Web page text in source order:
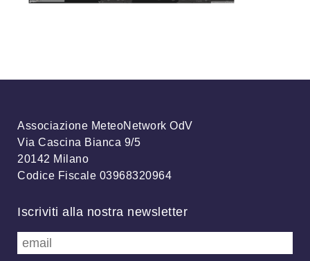
Associazione MeteoNetwork OdV
Via Cascina Bianca 9/5
20142 Milano
Codice Fiscale 03968320964
Iscriviti alla nostra newsletter